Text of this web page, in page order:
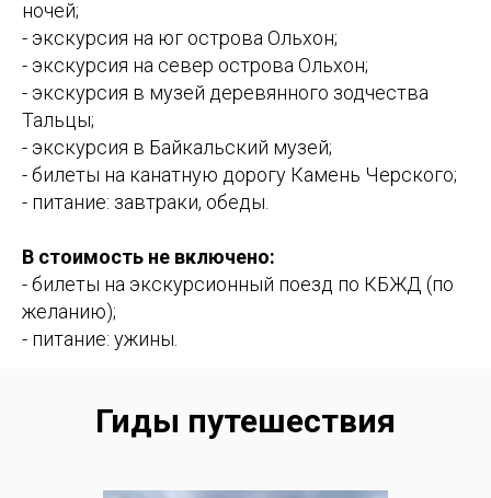
ночей;
- экскурсия на юг острова Ольхон;
- экскурсия на север острова Ольхон;
- экскурсия в музей деревянного зодчества
Тальцы;
- экскурсия в Байкальский музей;
- билеты на канатную дорогу Камень Черского;
- питание: завтраки, обеды.
В стоимость не включено:
- билеты на экскурсионный поезд по КБЖД (по
желанию);
- питание: ужины.
Гиды путешествия